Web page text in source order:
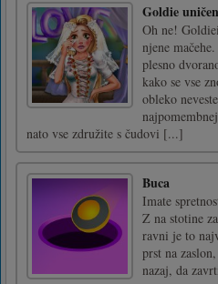
Goldie
Oh ne!
njene
plesno
kako se vse
obleko
nato vse združite s čudovi [...]
Buca
Imate
Z na stotine
ravni je to
prst na
nazaj, da